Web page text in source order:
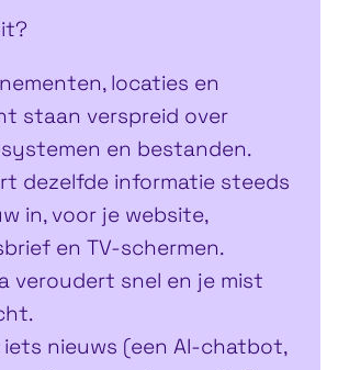
locaties en
staan verspreid over
systemen en bestanden.
dezelfde informatie steeds
in, voor je website,
en TV-schermen.
veroudert snel en je mist
nieuws (een AI-chatbot,